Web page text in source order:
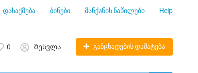
დასაქმება ბინები მანქანის ნაწილები Help
0 Შესვლა განცხადების დამატება